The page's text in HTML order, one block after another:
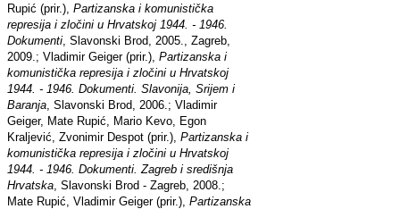
Rupić (prir.), Partizanska i komunistička
represija i zločini u Hrvatskoj 1944. - 1946.
Dokumenti , Slavonski Brod, 2005., Zagreb,
2009.; Vladimir Geiger (prir.), Partizanska i
komunistička represija i zločini u Hrvatskoj
1944. - 1946. Dokumenti. Slavonija, Srijem i
Baranja , Slavonski Brod, 2006.; Vladimir
Geiger, Mate Rupić, Mario Kevo, Egon
Kraljević, Zvonimir Despot (prir.), Partizanska i
komunistička represija i zločini u Hrvatskoj
1944. - 1946. Dokumenti. Zagreb i središnja
Hrvatska , Slavonski Brod - Zagreb, 2008.;
Mate Rupić, Vladimir Geiger (prir.), Partizanska